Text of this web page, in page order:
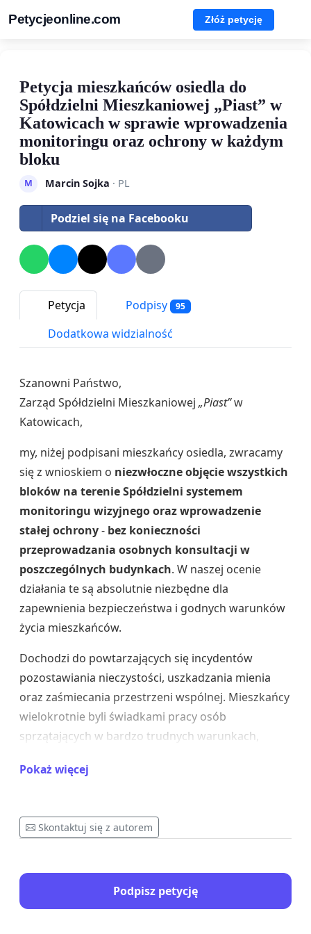
Petycjeonline.com Złóż petycję
Petycja mieszkańców osiedla do
Spółdzielni Mieszkaniowej „Piast” w
Katowicach w sprawie wprowadzenia
monitoringu oraz ochrony w każdym
bloku
M Marcin Sojka · PL
Podziel się na Facebooku
Petycja Podpisy 95
Dodatkowa widzialność
Szanowni Państwo,
Zarząd Spółdzielni Mieszkaniowej „Piast”w
Katowicach,
my, niżej podpisani mieszkańcy osiedla, zwracamy
się z wnioskiem o niezwłoczne objęcie wszystkich
bloków na terenie Spółdzielni systemem
monitoringu wizyjnego oraz wprowadzenie
stałej ochrony- bez konieczności
przeprowadzania osobnych konsultacji w
poszczególnych budynkach. W naszej ocenie
działania te są absolutnie niezbędne dla
zapewnienia bezpieczeństwa i godnych warunków
życia mieszkańców.
Dochodzi do powtarzających się incydentów
pozostawiania nieczystości, uszkadzania mienia
oraz zaśmiecania przestrzeni wspólnej. Mieszkańcy
wielokrotnie byli świadkami pracy osób
sprzątających w bardzo trudnych warunkach,
zanieczyszczeń o charakterze biologicznym.
korzystanie z klatek ewakuacyjnych wbrew
pozostawianie uchylonych drzwi,
Pokaż więcej
Skontaktuj się z autorem
Podpisz petycję